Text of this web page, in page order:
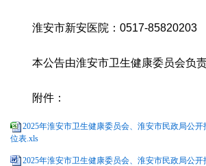
淮安市新安医院：0517-85820203
本公告由淮安市卫生健康委员会负责
附件：
2025年淮安市卫生健康委员会、淮安市民政局公
位表.xls
2025年淮安市卫生健康委员会、淮安市民政局公